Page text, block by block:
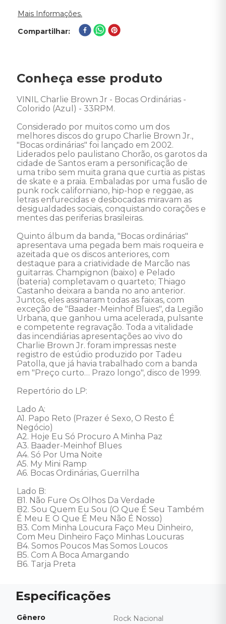
Mais Informações.
Compartilhar
Conheça esse produto
VINIL Charlie Brown Jr - Bocas Ordinárias -
Colorido (Azul) - 33RPM.
Considerado por muitos como um dos
melhores discos do grupo Charlie Brown Jr.,
"Bocas ordinárias" foi lançado em 2002.
Liderados pelo paulistano Chorão, os garotos da
cidade de Santos eram a personificação de
uma tribo sem muita grana que curtia as pistas
de skate e a praia. Embaladas por uma fusão de
punk rock californiano, hip-hop e reggae, as
letras enfurecidas e desbocadas miravam as
desigualdades sociais, conquistando corações e
mentes das periferias brasileiras.
Quinto álbum da banda, "Bocas ordinárias"
apresentava uma pegada bem mais roqueira e
azeitada que os discos anteriores, com
destaque para a criatividade de Marcão nas
guitarras. Champignon (baixo) e Pelado
(bateria) completavam o quarteto; Thiago
Castanho deixara a banda no ano anterior.
Juntos, eles assinaram todas as faixas, com
exceção de "Baader-Meinhof Blues", da Legião
Urbana, que ganhou uma acelerada, pulsante
e competente regravação. Toda a vitalidade
das incendiárias apresentações ao vivo do
Charlie Brown Jr. foram impressas neste
registro de estúdio produzido por Tadeu
Patolla, que já havia trabalhado com a banda
em "Preço curto… Prazo longo", disco de 1999.
Repertório do LP:
Lado A:
A1. Papo Reto (Prazer é Sexo, O Resto É
Negócio)
A2. Hoje Eu Só Procuro A Minha Paz
A3. Baader-Meinhof Blues
A4. Só Por Uma Noite
A5. My Mini Ramp
A6. Bocas Ordinárias, Guerrilha
Lado B:
B1. Não Fure Os Olhos Da Verdade
B2. Sou Quem Eu Sou (O Que É Seu Também
É Meu E O Que É Meu Não É Nosso)
B3. Com Minha Loucura Faço Meu Dinheiro,
Com Meu Dinheiro Faço Minhas Loucuras
B4. Somos Poucos Mas Somos Loucos
B5. Com A Boca Amargando
B6. Tarja Preta
Gênero Rock Nacional